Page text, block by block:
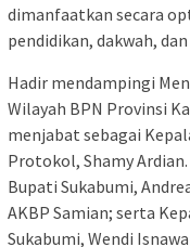
dimanfaatkan secara
pendidikan, dakwah,
Hadir mendampingi
Wilayah BPN Provinsi
menjabat sebagai
Protokol, Shamy
Bupati Sukabumi,
AKBP Samian; serta
Sukabumi, Wendi